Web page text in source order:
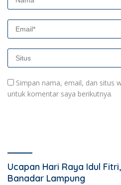
Simpan nama, email, dan situs
untuk komentar saya berikutnya.
Ucapan Hari Raya Idul
Banadar Lampung